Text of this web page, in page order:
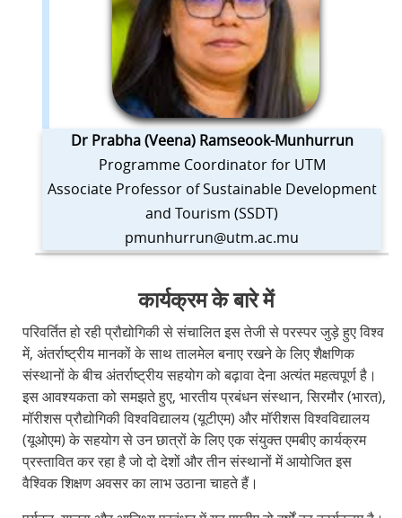
Dr Prabha (Veena) Ramseook-Munhurrun
Programme Coordinator for UTM
Associate Professor of Sustainable Development
and Tourism (SSDT)
pmunhurrun@utm.ac.mu
कार्यक्रम के बारे में
परिवर्तित हो रही प्रौद्योगिकी से संचालित इस तेजी से परस्पर जुड़े हुए विश्व
में, अंतर्राष्ट्रीय मानकों के साथ तालमेल बनाए रखने के लिए शैक्षणिक
संस्थानों के बीच अंतर्राष्ट्रीय सहयोग को बढ़ावा देना अत्यंत महत्वपूर्ण है।
इस आवश्यकता को समझते हुए, भारतीय प्रबंधन संस्थान, सिरमौर (भारत),
मॉरीशस प्रौद्योगिकी विश्वविद्यालय (यूटीएम) और मॉरीशस विश्वविद्यालय
(यूओएम) के सहयोग से उन छात्रों के लिए एक संयुक्त एमबीए कार्यक्रम
प्रस्तावित कर रहा है जो दो देशों और तीन संस्थानों में आयोजित इस
वैश्विक शिक्षण अवसर का लाभ उठाना चाहते हैं।